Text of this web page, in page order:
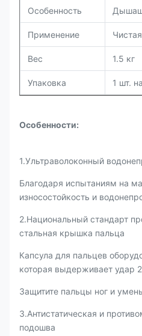
Особенность
Применение
Вес 1.5 кг
Упаковка 1 шт.
Особенности:
1.Ультраволоконный
Благодаря испытаниям на
износостойкость и
2.Национальный стандарт
стальная крышка пальца
Капсула для пальцев
которая выдерживает удар
Защитите пальцы ног и
3.Антистатическая и
подошва